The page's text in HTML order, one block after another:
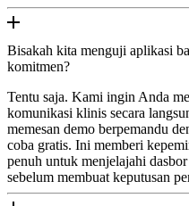
Bisakah kita menguji aplikasi
komitmen?
Tentu saja. Kami ingin Anda
komunikasi klinis secara
memesan demo berpemandu
coba gratis. Ini memberi
penuh untuk menjelajahi
sebelum membuat keputusan